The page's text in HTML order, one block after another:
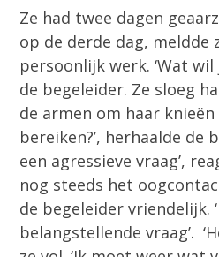
Ze had twee dagen
op de derde dag, meldde
persoonlijk werk. ‘Wat wil
de begeleider. Ze sloeg
de armen om haar knieën
bereiken?’, herhaalde de
een agressieve vraag’,
nog steeds het
de begeleider vriendelijk.
belangstellende vraag’.